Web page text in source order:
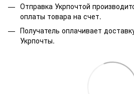
Отправка Укрпочтой
оплаты товара на счет.
Получатель оплачивает
Укрпочты.